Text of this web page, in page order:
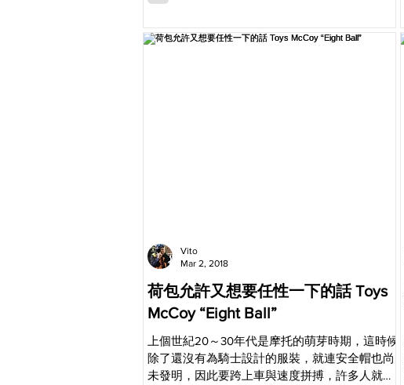
不可或缺...
荷包允許又想要任性一下的話 Toys
McCoy “Eight Ball”
上個世紀20～30年代是摩托的萌芽時期，這時候
除了還沒有為騎士設計的服裝，就連安全帽也尚
未發明，因此要跨上車與速度拼搏，許多人就擷
Vito
Mar 2, 2018